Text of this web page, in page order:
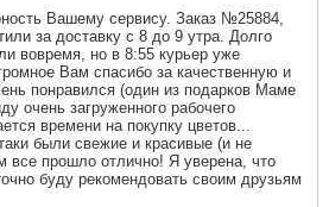
Вашему сервису. Заказ №25884,
за доставку с 8 до 9 утра. Долго
вовремя, но в 8:55 курьер уже
Вам спасибо за качественную и
понравился (один из подарков Маме
очень загруженного рабочего
времени на покупку цветов...
были свежие и красивые (и не
все прошло отлично! Я уверена, что
буду рекомендовать своим друзьям